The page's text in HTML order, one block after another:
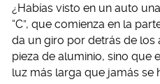
¿Habías visto en un auto
“C”, que comienza en la
da un giro por detrás de los
pieza de aluminio, sino que
luz más larga que jamás se